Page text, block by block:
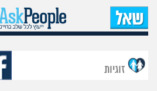
זוגיות